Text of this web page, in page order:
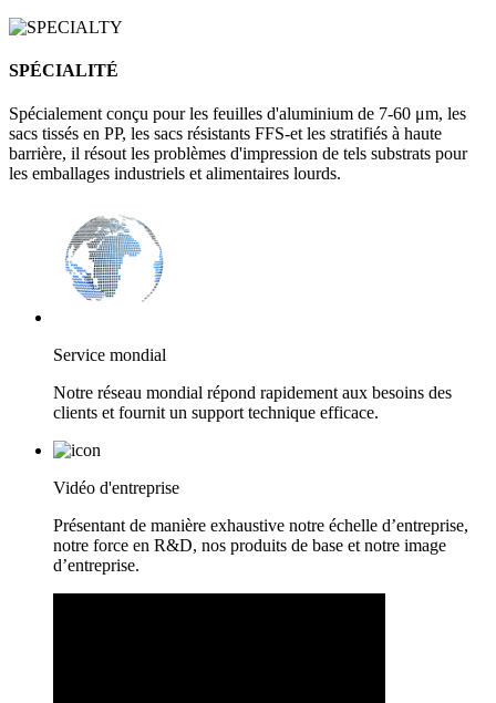
SPÉCIALITÉ
Spécialement conçu pour les feuilles d'aluminium de 7-60 μm, les
sacs tissés en PP, les sacs résistants FFS-et les stratifiés à haute
barrière, il résout les problèmes d'impression de tels substrats pour
les emballages industriels et alimentaires lourds.
Service mondial
Notre réseau mondial répond rapidement aux besoins des
clients et fournit un support technique efficace.
Vidéo d'entreprise
Présentant de manière exhaustive notre échelle d’entreprise,
notre force en R&D, nos produits de base et notre image
d’entreprise.